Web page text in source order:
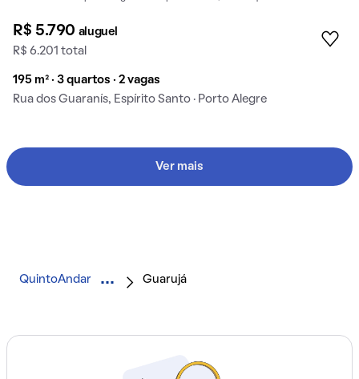
R$ 5.790 aluguel
R$ 6.201 total
195 m² · 3 quartos · 2 vagas
Rua dos Guaranís, Espírito Santo · Porto Alegre
Ver mais
QuintoAndar Guarujá